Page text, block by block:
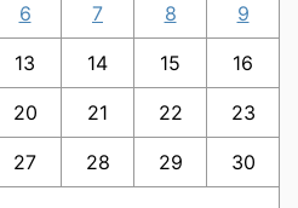
6 7 8 9
13 14 15 16
20 21 22 23
27 28 29 30